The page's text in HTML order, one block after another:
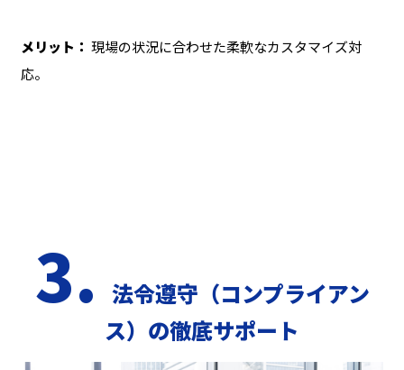
メリット： 現場の状況に合わせた柔軟なカスタマイズ対
応。
3. 法令遵守（コンプライアン
ス）の徹底サポート